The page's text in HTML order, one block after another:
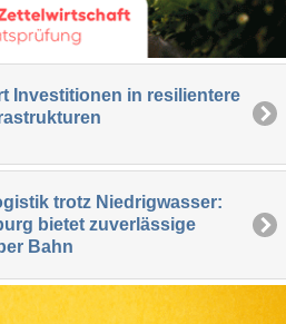
Investitionen in resilientere
trotz Niedrigwasser:
bietet zuverlässige
Bahn